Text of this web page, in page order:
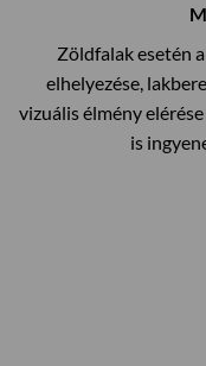
Zöldfalak esetén
elhelyezése,
vizuális élmény
is